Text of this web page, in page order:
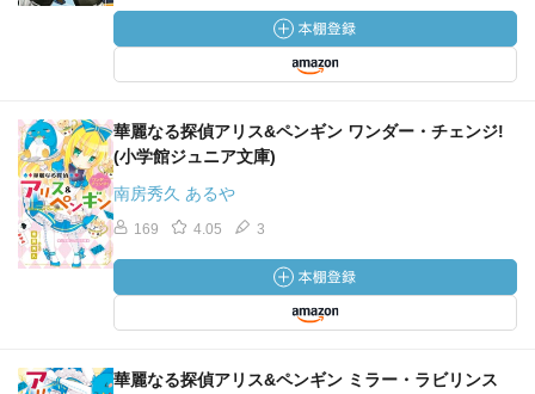
華麗なる探偵アリス&ペンギン ワンダー・チェンジ!
(小学館ジュニア文庫)
南房秀久 あるや
169 4.05 3
華麗なる探偵アリス&ペンギン ミラー・ラビリンス